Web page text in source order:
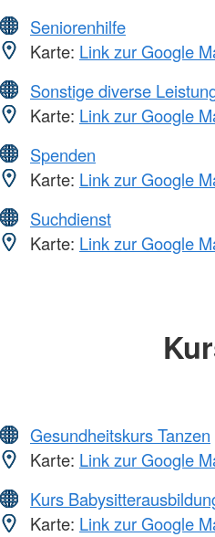
Seniorenhilfe
Karte: Link zur Google
Sonstige diverse
Karte: Link zur Google
Spenden
Karte: Link zur Google
Suchdienst
Karte: Link zur Google
Gesundheitskurs Tanzen
Karte: Link zur Google
Kurs
Karte: Link zur Google